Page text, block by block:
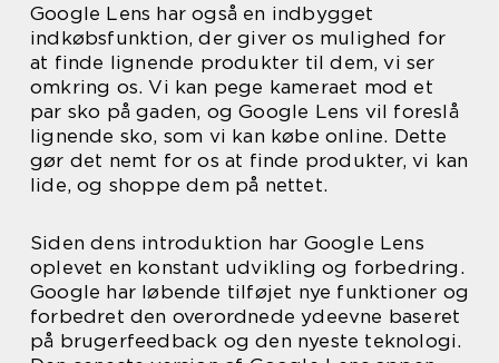
Google Lens har også en indbygget
indkøbsfunktion, der giver os mulighed for
at finde lignende produkter til dem, vi ser
omkring os. Vi kan pege kameraet mod et
par sko på gaden, og Google Lens vil foreslå
lignende sko, som vi kan købe online. Dette
gør det nemt for os at finde produkter, vi kan
lide, og shoppe dem på nettet.
Siden dens introduktion har Google Lens
oplevet en konstant udvikling og forbedring.
Google har løbende tilføjet nye funktioner og
forbedret den overordnede ydeevne baseret
på brugerfeedback og den nyeste teknologi.